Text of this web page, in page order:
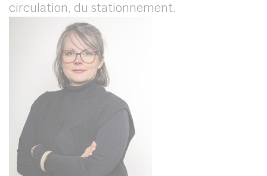
circulation, du stationnement.